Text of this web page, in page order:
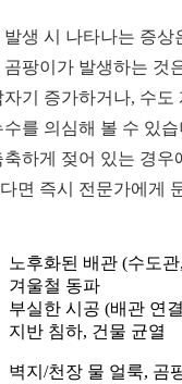
발생 시 나타나는 증
곰팡이가 발생하는 것
자기 증가하거나, 수
수를 의심해 볼 수 있
축하게 젖어 있는 경
면 즉시 전문가에게
노후화된 배관 (수도
겨울철 동파
부실한 시공 (배관 연
지반 침하, 건물 균열
벽지/천장 물 얼룩, 곰